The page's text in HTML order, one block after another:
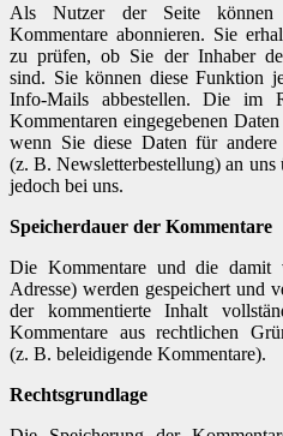
Als Nutzer der Seite
Kommentare abonnieren. Sie
zu prüfen, ob Sie der Inhaber
sind. Sie können diese Funktion
Info-Mails abbestellen. Die im
Kommentaren eingegebenen
wenn Sie diese Daten für
(z. B. Newsletterbestellung) an
jedoch bei uns.
Speicherdauer der Kommentare
Die Kommentare und die
Adresse) werden gespeichert und
der kommentierte Inhalt
Kommentare aus rechtlichen
(z. B. beleidigende Kommentare).
Rechtsgrundlage